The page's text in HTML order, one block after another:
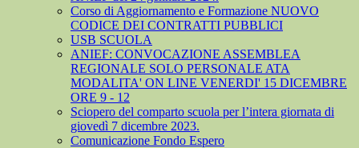
Corso di Aggiornamento e Formazione NUOVO
CODICE DEI CONTRATTI PUBBLICI
USB SCUOLA
ANIEF: CONVOCAZIONE ASSEMBLEA
REGIONALE SOLO PERSONALE ATA
MODALITA' ON LINE VENERDI' 15 DICEMBRE
ORE 9 - 12
Sciopero del comparto scuola per l’intera giornata di
giovedì 7 dicembre 2023.
Comunicazione Fondo Espero